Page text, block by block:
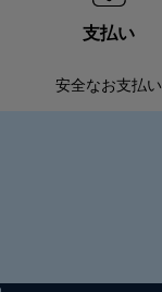
支払い
安全なお支払い